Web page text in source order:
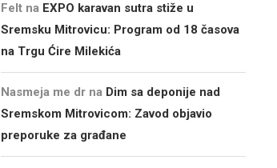
Felt na EXPO karavan sutra stiže u
Sremsku Mitrovicu: Program od 18 časova
na Trgu Ćire Milekića
Nasmeja me dr na Dim sa deponije nad
Sremskom Mitrovicom: Zavod objavio
preporuke za građane